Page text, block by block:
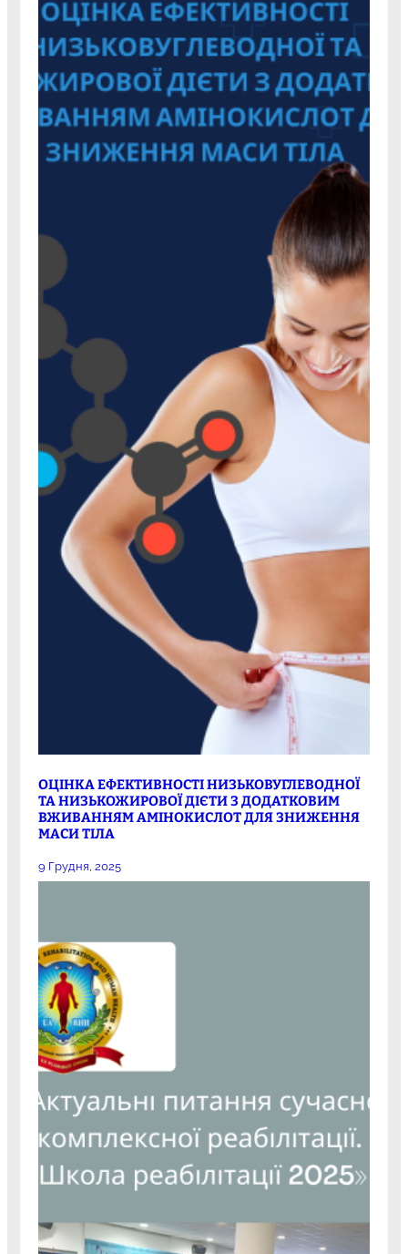
ОЦІНКА ЕФЕКТИВНОСТІ НИЗЬКОВУГЛЕВОДНОЇ
ТА НИЗЬКОЖИРОВОЇ ДІЄТИ З ДОДАТКОВИМ
ВЖИВАННЯМ АМІНОКИСЛОТ ДЛЯ ЗНИЖЕННЯ
МАСИ ТІЛА
9 Грудня, 2025